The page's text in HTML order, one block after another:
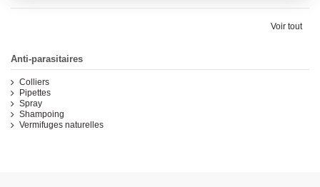
Voir tout
Anti-parasitaires
Colliers
Pipettes
Spray
Shampoing
Vermifuges naturelles